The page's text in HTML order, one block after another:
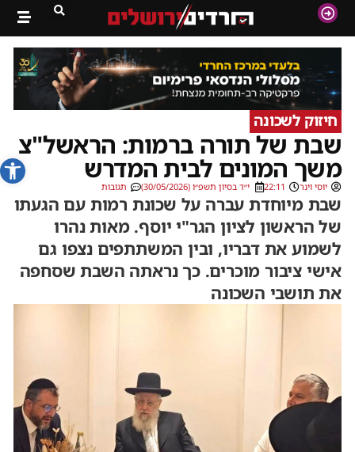
פתח
חיזוק לשכונה
שבת של תורה ברמות: הראשל"צ
משך המונים לבית המדרש
יוסי וינר 22:11 י״ד בסיון תשפ״ו (30/05/2026) תגובות
שבת מיוחדת עברה על שכונת רמות עם הגעתו
של הראשון לציון הגר"י יוסף. מאות נהרו
לשמוע את דבריו, ובין המשתתפים נצפו גם
אישי ציבור מוכרים. כך נראתה השבת שסחפה
את תושבי השכונה